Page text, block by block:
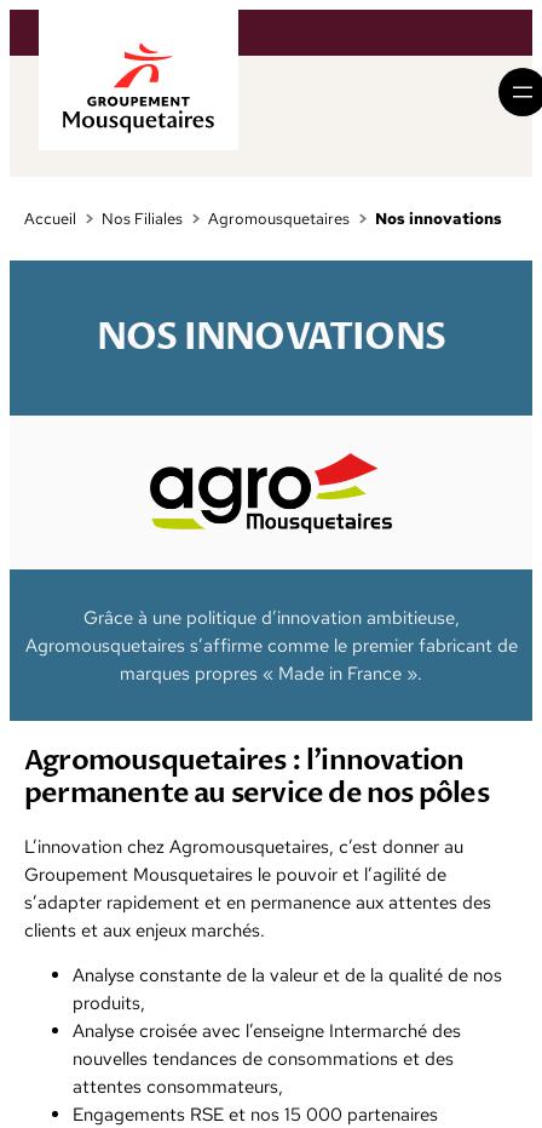
au
Accueil Nos Filiales Agromousquetaires Nos innovations
NOS INNOVATIONS
Grâce à une politique d’innovation ambitieuse,
Agromousquetaires s’affirme comme le premier fabricant de
marques propres « Made in France ».
Agromousquetaires : l’innovation
permanente au service de nos pôles
L’innovation chez Agromousquetaires, c’est donner au
Groupement Mousquetaires le pouvoir et l’agilité de
s’adapter rapidement et en permanence aux attentes des
clients et aux enjeux marchés.
Analyse constante de la valeur et de la qualité de nos
produits,
Analyse croisée avec l’enseigne Intermarché des
nouvelles tendances de consommations et des
attentes consommateurs,
Engagements RSE et nos 15 000 partenaires